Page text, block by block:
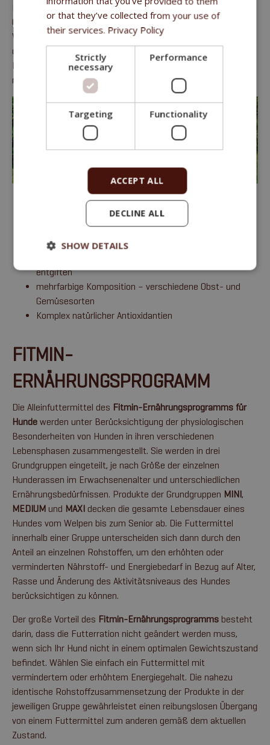
Kräutermischungen mit der Bezeichnung Herbs Vitality
Complex stehen zur Verfügung, die drauf abzielen, die
Verdauung und Entgiftung des gesamten Organismus zu
unterstützen. In den Futtermitteln kommen auch natürliche
Konservierungsstoffe zur Anwendung, die sie natürlicher
machen.
Hoher Anteil an frischem Fleisch
Ohne Getreide und Reis
Bekömmliche Zutaten – Shiitake, Zichorienwurzel,
Mariendistelsamen
entgiften
mehrfarbige Komposition – verschiedene Obst- und
Gemüsesorten
Komplex natürlicher Antioxidantien
FITMIN-
ERNÄHRUNGSPROGRAMM
Die Alleinfuttermittel des Fitmin-Ernährungsprogramms für
Hunde werden unter Berücksichtigung der physiologischen
Besonderheiten von Hunden in ihren verschiedenen
Lebensphasen zusammengestellt. Sie werden in drei
Grundgruppen eingeteilt, je nach Größe der einzelnen
Hunderassen im Erwachsenenalter und unterschiedlichen
Ernährungsbedürfnissen. Produkte der Grundgruppen MINI,
MEDIUM und MAXI decken die gesamte Lebensdauer eines
Hundes vom Welpen bis zum Senior ab. Die Futtermittel
innerhalb einer Gruppe unterscheiden sich dann durch den
Anteil an einzelnen Rohstoffen, um den erhöhten oder
verminderten Nährstoff- und Energiebedarf in Bezug auf Alter,
Rasse und Änderung des Aktivitätsniveaus des Hundes
berücksichtigen zu können.
Der große Vorteil des Fitmin-Ernährungsprogramms besteht
darin, dass die Futterration nicht geändert werden muss,
wenn sich Ihr Hund nicht in einem optimalen Gewichtszustand
befindet. Wählen Sie einfach ein Futtermittel mit
vermindertem oder erhöhtem Energiegehalt. Die nahezu
identische Rohstoffzusammensetzung der Produkte in der
jeweiligen Gruppe gewährleistet einen reibungslosen Übergang
von einem Futtermittel zum anderen gemäß dem aktuellen
Zustand.
or that they’ve collected from your use of
their services. Privacy Policy
Strictly
necessary
Performance
Targeting Functionality
ACCEPT ALL
DECLINE ALL
SHOW DETAILS